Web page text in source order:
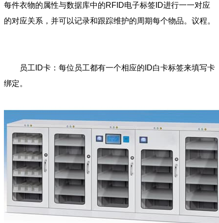
每件衣物的属性与数据库中的RFID电子标签ID进行一一对应
的对应关系，并可以记录和跟踪维护的周期每个物品。议程。
员工ID卡：每位员工都有一个相应的ID白卡标签来填写卡
绑定。